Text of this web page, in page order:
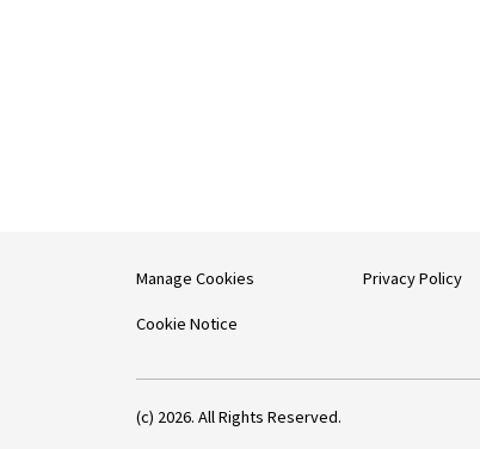
Manage Cookies
Cookie Notice
Privacy Policy
(c) 2026. All Rights Reserved.